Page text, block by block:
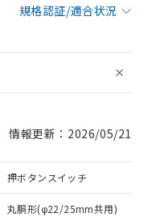
規格認証/適合状況
情報更新：2026/05/21
押ボタンスイッチ
丸胴形(φ22/25mm共用)